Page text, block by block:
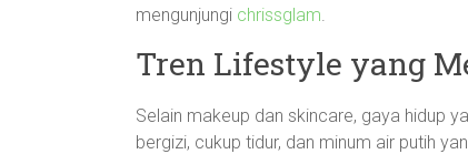
mengunjungi chrissglam.
Tren Lifestyle yang
Selain makeup dan skincare, gaya hidup
bergizi, cukup tidur, dan minum air putih